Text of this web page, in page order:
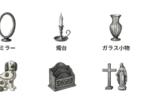
ミラー 燭台 ガラス小物